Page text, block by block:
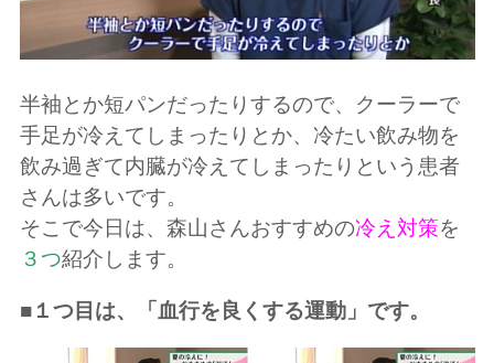
半袖とか短パンだったりするので、クーラーで
手足が冷えてしまったりとか、冷たい飲み物を
飲み過ぎて内臓が冷えてしまったりという患者
さんは多いです。
そこで今日は、森山さんおすすめの冷え対策を
３つ紹介します。
■１つ目は、「血行を良くする運動」です。